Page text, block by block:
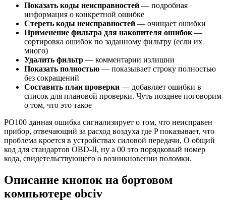
Показать коды неисправностей — подробная
информация о конкретной ошибке
Стереть коды неисправностей — очищает ошибки
Применение фильтра для накопителя ошибок —
сортировка ошибок по заданному фильтру (если их
много)
Удалить фильтр — комментарии излишни
Показать полностью — показывает строку полностью
без сокращений
Составить план проверки — добавляет ошибки в
список для плановой проверки. Чуть позднее поговорим
о том, что это такое
PO100 данная ошибка сигнализирует о том, что неисправен
прибор, отвечающий за расход воздуха где P показывает, что
проблема кроется в устройствах силовой передачи, O общий
код для стандартов OBD-II, ну а 00 это порядковый номер
кода, свидетельствующего о возникновении поломки.
Описание кнопок на бортовом
компьютере obciv